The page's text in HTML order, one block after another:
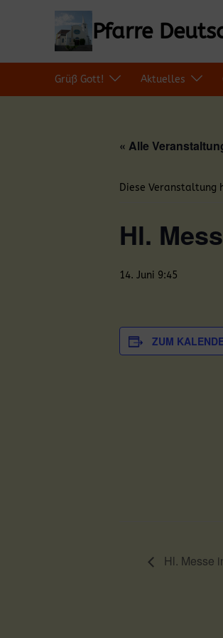
Pfarre
Grüß Gott! Aktuelles
« Alle
Diese
Hl.
14. Juni 9:45
ZUM
Hl. Messe